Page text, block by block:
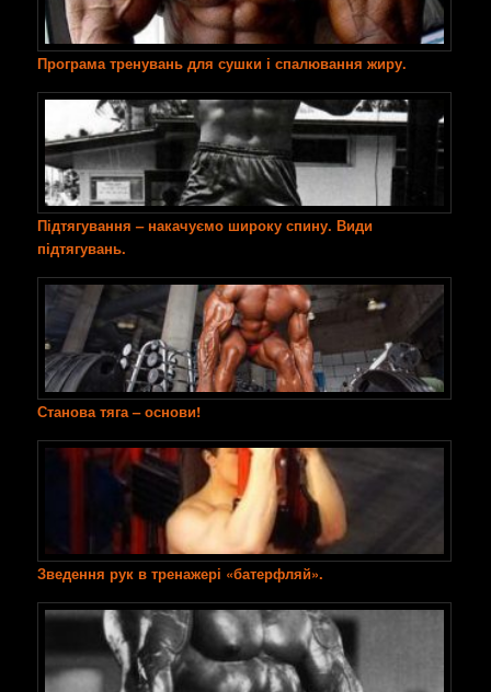
Програма тренувань для сушки і спалювання жиру.
Підтягування – накачуємо широку спину. Види
підтягувань.
Станова тяга – основи!
Зведення рук в тренажері «батерфляй».